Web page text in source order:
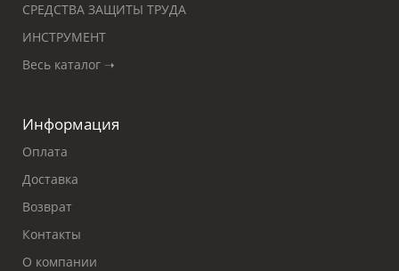
СРЕДСТВА ЗАЩИТЫ ТРУДА
ИНСТРУМЕНТ
Весь каталог ➝
Информация
Оплата
Доставка
Возврат
Контакты
О компании